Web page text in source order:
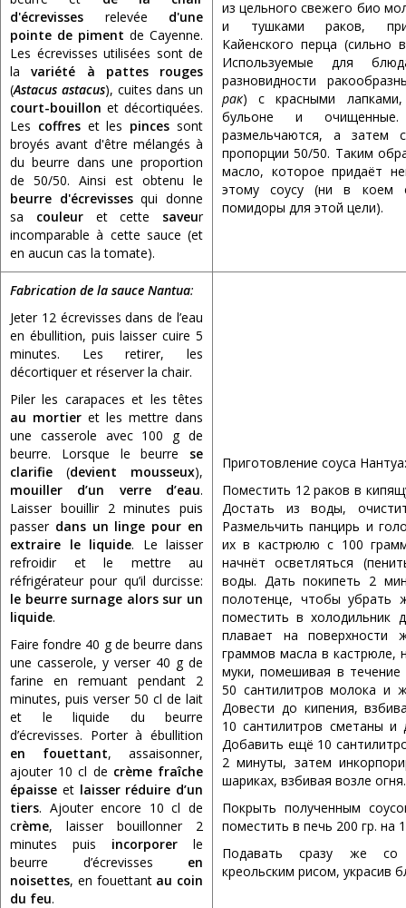
d'écrevisses relevée d'une
pointe de piment de Cayenne.
Les écrevisses utilisées sont de
lavariété à pattes rouges
(Astacus astacus), cuites dans un
court-bouillon et décortiquées.
Les coffreset les pinces sont
broyés avant d'être mélangés à
du beurre dans une proportion
de 50/50. Ainsi est obtenu le
beurre d'écrevissesqui donne
sa couleuret cette saveur
incomparable à cette sauce (et
en aucun cas la tomate).
из цельного свежего био
и тушками раков,
Кайенского перца (сильно
Используемые для
разновидности
рак) с красными
бульоне и
размельчаются, а затем
пропорции 50/50. Таким
масло, которое придаёт
этому соусу (ни в коем
помидоры для этой цели).
Fabrication de la sauce Nantua:
Jeter 12 écrevisses dans de l’eau
en ébullition, puis laisser cuire 5
minutes. Les retirer, les
décortiquer et réserver la chair.
Piler les carapaces et les têtes
au mortier et les mettre dans
une casserole avec 100 g de
beurre. Lorsque le beurre se
clarifie (devient mousseux),
mouiller d’un verre d’eau.
Laisser bouillir 2 minutes puis
passer dans un linge pour en
extraire le liquide. Le laisser
refroidir et le mettre au
réfrigérateur pour qu’il durcisse:
le beurre surnage alors sur un
liquide.
Faire fondre 40 g de beurre dans
une casserole, y verser 40 g de
farine en remuant pendant 2
minutes, puis verser 50 cl de lait
et le liquide du beurre
d’écrevisses. Porter à ébullition
en fouettant, assaisonner,
ajouter 10 cl de crème fraîche
épaisse et laisser réduire d’un
tiers. Ajouter encore 10 cl de
crème, laisser bouillonner 2
minutes puis incorporer le
beurre d’écrevisses en
noisettes, en fouettant au coin
du feu.
Приготовление соуса Нантуа:
Поместить 12 раков в
Достать из воды,
Размельчить панцирь и
их в кастрюлю с 100
начнёт осветляться
воды. Дать покипеть 2
полотенце, чтобы убрать
поместить в холодильник
плавает на поверхности
граммов масла в кастрюле,
муки, помешивая в
50 сантилитров молока и
Довести до кипения,
10 сантилитров сметаны и
Добавить ещё 10
2 минуты, затем
шариках, взбивая возле огня.
Покрыть полученным
поместить в печь 200 гр. на
Подавать сразу же со
креольским рисом, украсив